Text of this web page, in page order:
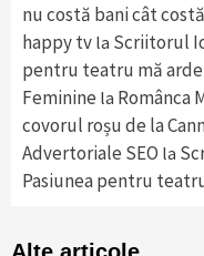
nu costă bani cât
happy tv la Scriitorul
pentru teatru mă
Feminine la Românca
covorul roșu de la
Advertoriale SEO la
Pasiunea pentru